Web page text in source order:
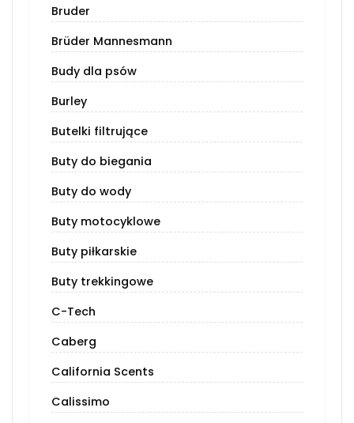
Bruder
Brüder Mannesmann
Budy dla psów
Burley
Butelki filtrujące
Buty do biegania
Buty do wody
Buty motocyklowe
Buty piłkarskie
Buty trekkingowe
C-Tech
Caberg
California Scents
Calissimo